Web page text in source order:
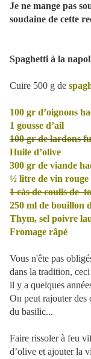
Je ne mange pas
soudaine de cette
Spaghetti à la
Cuire 500 g de
100 gr d’oignons
1 gousse d’ail
100 gr de lardons
Huile d’olive
300 gr de viande
½ litre de vin rouge
1 càs de coulis de
250 ml de bouillon
Thym, sel poivre
Fromage râpé
Vous n'ête pas
dans la tradition,
il y a quelques
On peut rajouter des
du basilic...
Faire rissoler à feu
d’olive et ajouter la